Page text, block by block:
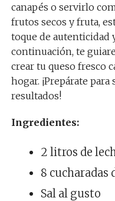
canapés o servirlo
frutos secos y fruta,
toque de autenticidad
continuación, te
crear tu queso fresco
hogar. ¡Prepárate
resultados!
Ingredientes:
2 litros de
8 cucharadas
Sal al gusto